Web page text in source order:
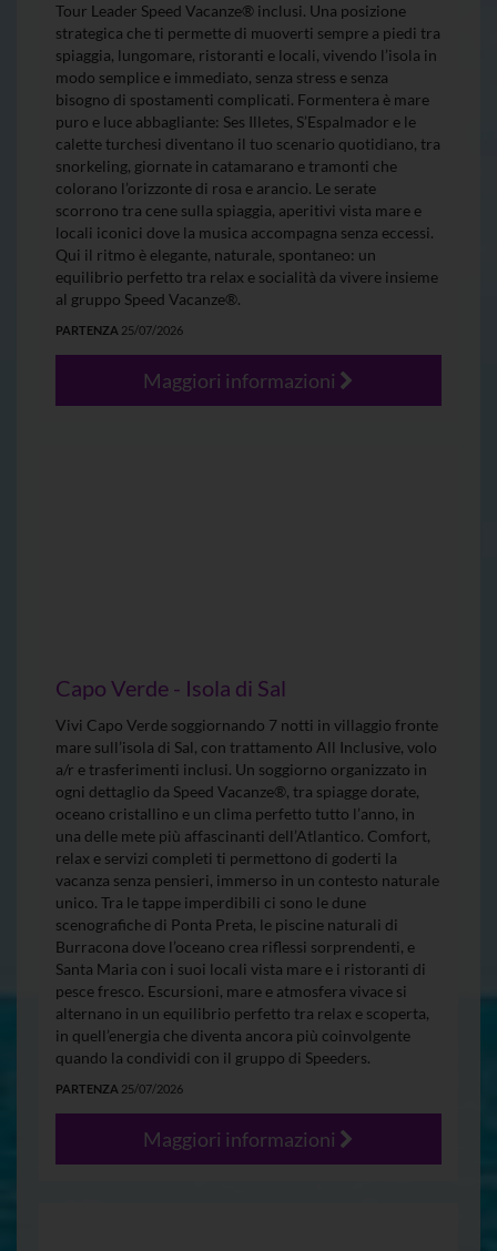
Tour Leader Speed Vacanze® inclusi. Una posizione
strategica che ti permette di muoverti sempre a piedi tra
spiaggia, lungomare, ristoranti e locali, vivendo l’isola in
modo semplice e immediato, senza stress e senza
bisogno di spostamenti complicati. Formentera è mare
puro e luce abbagliante: Ses Illetes, S’Espalmador e le
calette turchesi diventano il tuo scenario quotidiano, tra
snorkeling, giornate in catamarano e tramonti che
colorano l’orizzonte di rosa e arancio. Le serate
scorrono tra cene sulla spiaggia, aperitivi vista mare e
locali iconici dove la musica accompagna senza eccessi.
Qui il ritmo è elegante, naturale, spontaneo: un
equilibrio perfetto tra relax e socialità da vivere insieme
al gruppo Speed Vacanze®.
PARTENZA 25/07/2026
Maggiori informazioni
Capo Verde - Isola di Sal
Vivi Capo Verde soggiornando 7 notti in villaggio fronte
mare sull’isola di Sal, con trattamento All Inclusive, volo
a/r e trasferimenti inclusi. Un soggiorno organizzato in
ogni dettaglio da Speed Vacanze®, tra spiagge dorate,
oceano cristallino e un clima perfetto tutto l’anno, in
una delle mete più affascinanti dell’Atlantico. Comfort,
relax e servizi completi ti permettono di goderti la
vacanza senza pensieri, immerso in un contesto naturale
unico. Tra le tappe imperdibili ci sono le dune
scenografiche di Ponta Preta, le piscine naturali di
Burracona dove l’oceano crea riflessi sorprendenti, e
Santa Maria con i suoi locali vista mare e i ristoranti di
pesce fresco. Escursioni, mare e atmosfera vivace si
alternano in un equilibrio perfetto tra relax e scoperta,
in quell’energia che diventa ancora più coinvolgente
quando la condividi con il gruppo di Speeders.
PARTENZA 25/07/2026
Maggiori informazioni